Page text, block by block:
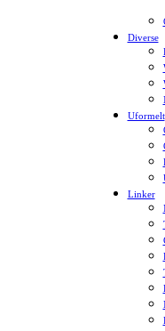
Diverse
Uformelt
Linker